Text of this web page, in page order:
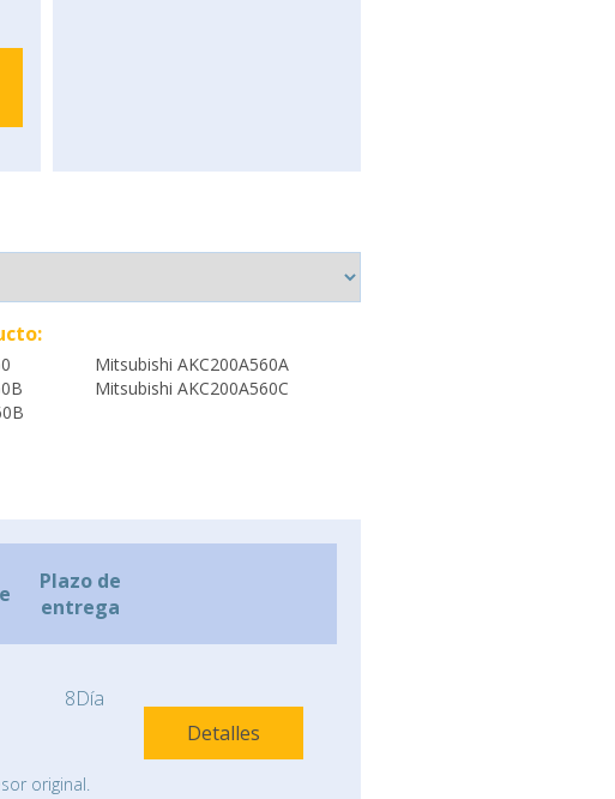
Mitsubishi AKC200A560A
Mitsubishi AKC200A560C
Plazo de
entrega
8Día
Detalles
original.